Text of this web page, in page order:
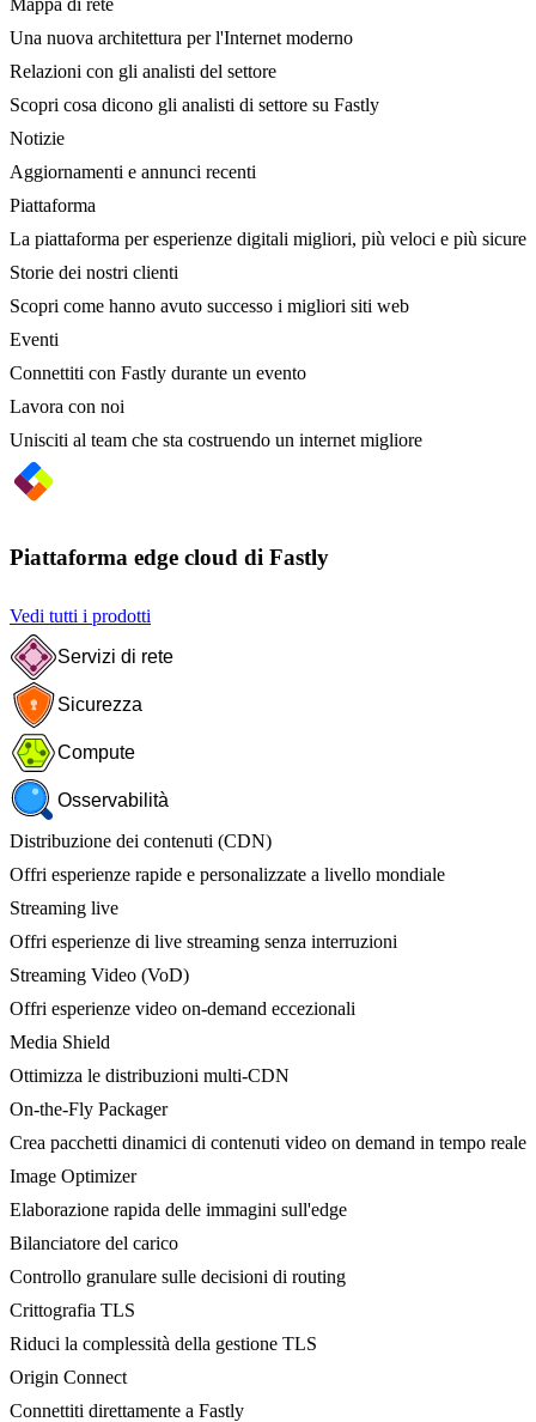
Mappa di rete
Una nuova architettura per l'Internet moderno
Relazioni con gli analisti del settore
Scopri cosa dicono gli analisti di settore su Fastly
Notizie
Aggiornamenti e annunci recenti
Piattaforma
La piattaforma per esperienze digitali migliori, più veloci e più sicure
Storie dei nostri clienti
Scopri come hanno avuto successo i migliori siti web
Eventi
Connettiti con Fastly durante un evento
Lavora con noi
Unisciti al team che sta costruendo un internet migliore
Piattaforma edge cloud di Fastly
Vedi tutti i prodotti
Servizi di rete
Sicurezza
Compute
Osservabilità
Distribuzione dei contenuti (CDN)
Offri esperienze rapide e personalizzate a livello mondiale
Streaming live
Offri esperienze di live streaming senza interruzioni
Streaming Video (VoD)
Offri esperienze video on-demand eccezionali
Media Shield
Ottimizza le distribuzioni multi-CDN
On-the-Fly Packager
Crea pacchetti dinamici di contenuti video on demand in tempo reale
Image Optimizer
Elaborazione rapida delle immagini sull'edge
Bilanciatore del carico
Controllo granulare sulle decisioni di routing
Crittografia TLS
Riduci la complessità della gestione TLS
Origin Connect
Connettiti direttamente a Fastly